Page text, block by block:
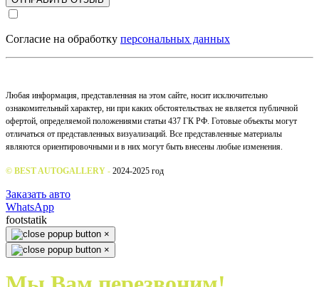
Согласие на обработку персональных данных
Любая информация, представленная на этом сайте, носит исключительно
ознакомительный характер, ни при каких обстоятельствах не является публичной
офертой, определяемой положениями статьи 437 ГК РФ. Готовые объекты могут
отличаться от представленных визуализаций. Все представленные материалы
являются ориентировочными и в них могут быть внесены любые изменения.
© BEST AUTOGALLERY - 2024-2025 год
Заказать авто
WhatsApp
footstatik
×
×